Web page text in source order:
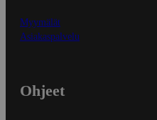
Myymälät
Asiakaspalvelu
Ohjeet